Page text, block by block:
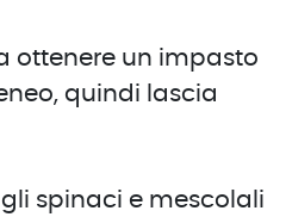
ottenere un impasto
quindi lascia
spinaci e mescolali